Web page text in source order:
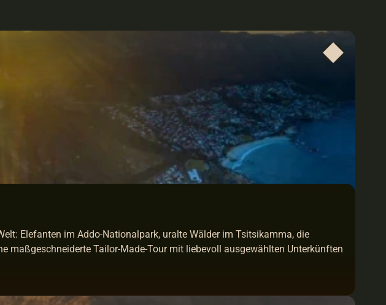
Elefanten im Addo-Nationalpark, uralte Wälder im Tsitsikamma, die
maßgeschneiderte Tailor-Made-Tour mit liebevoll ausgewählten Unterkünften